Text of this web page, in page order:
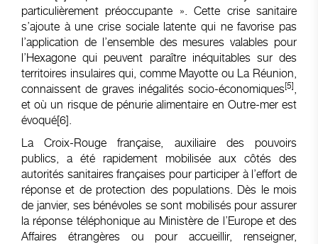
particulièrement préoccupante ». Cette crise sanitaire
s’ajoute à une crise sociale latente qui ne favorise pas
l’application de l’ensemble des mesures valables pour
l’Hexagone qui peuvent paraître inéquitables sur des
territoires insulaires qui, comme Mayotte ou La Réunion,
connaissent de graves inégalités socio-économiques[5],
et où un risque de pénurie alimentaire en Outre-mer est
évoqué[6].
La Croix-Rouge française, auxiliaire des pouvoirs
publics, a été rapidement mobilisée aux côtés des
autorités sanitaires françaises pour participer à l’effort de
réponse et de protection des populations. Dès le mois
de janvier, ses bénévoles se sont mobilisés pour assurer
la réponse téléphonique au Ministère de l’Europe et des
Affaires étrangères ou pour accueillir, renseigner,